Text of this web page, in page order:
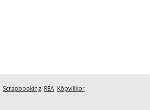
Scrapbooking REA Köpvillkor